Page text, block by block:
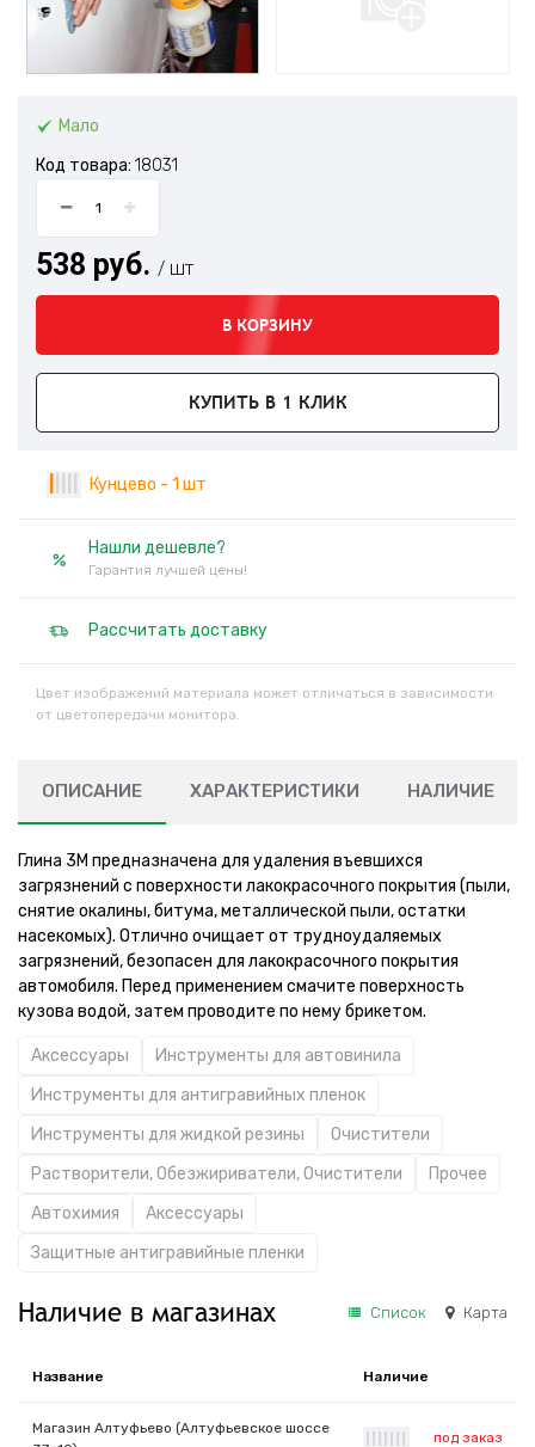
Мало
Код товара: 18031
538 руб. / шт
В КОРЗИНУ
КУПИТЬ В 1 КЛИК
Кунцево - 1 шт
Нашли дешевле?
Гарантия лучшей цены!
Рассчитать доставку
Цвет изображений материала может отличаться в зависимости
от цветопередачи монитора.
ОПИСАНИЕ ХАРАКТЕРИСТИКИ НАЛИЧИЕ
Глина 3М предназначена для удаления въевшихся
загрязнений с поверхности лакокрасочного покрытия (пыли,
снятие окалины, битума, металлической пыли, остатки
насекомых). Отлично очищает от трудноудаляемых
загрязнений, безопасен для лакокрасочного покрытия
автомобиля. Перед применением смачите поверхность
кузова водой, затем проводите по нему брикетом.
Аксессуары
Инструменты для автовинила
Инструменты для антигравийных пленок
Инструменты для жидкой резины
Очистители
Растворители, Обезжириватели, Очистители
Прочее
Автохимия
Аксессуары
Защитные антигравийные пленки
Наличие в магазинах Список Карта
Название Наличие
Магазин Алтуфьево (Алтуфьевское шоссе
под заказ